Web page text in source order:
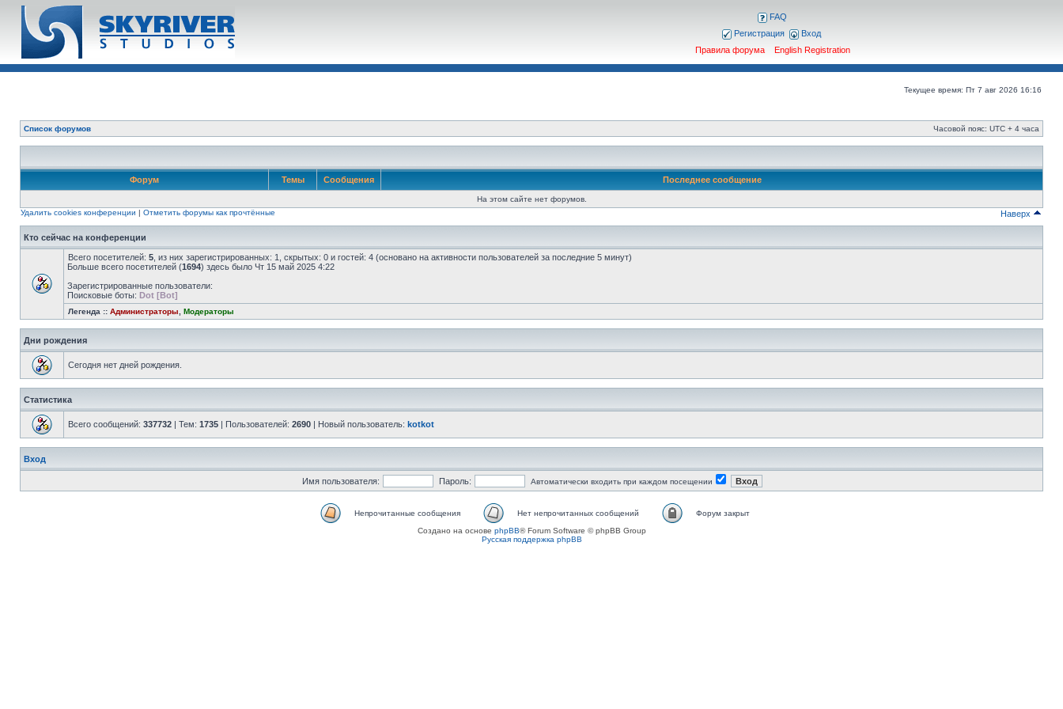
FAQ
Регистрация
Вход
Правила форума
English Registration
Текущее время: Пт 7 авг 2026 16:16
Список форумов Часовой пояс: UTC + 4 часа
Форум Темы Сообщения Последнее сообщение
На этом сайте нет форумов.
Удалить cookies конференции | Отметить форумы как прочтённые Наверх
Кто сейчас на конференции
Всего посетителей: 5 , из них зарегистрированных: 1, скрытых: 0 и гостей: 4 (основано на активности пользователей за последние 5 минут)
Больше всего посетителей (1694) здесь было Чт 15 май 2025 4:22
Зарегистрированные пользователи:
Поисковые боты: Dot [Bot]
Легенда :: Администраторы Модераторы
Дни рождения
Сегодня нет дней рождения.
Статистика
Всего сообщений: 337732 | Тем: 1735 | Пользователей: 2690 | Новый пользователь: kotkot
Вход
Имя пользователя: Пароль: Автоматически входить при каждом посещении
Непрочитанные сообщения Нет непрочитанных сообщений
Форум закрыт
Создано на основе phpBB® Forum Software © phpBB Group
Русская поддержка phpBB